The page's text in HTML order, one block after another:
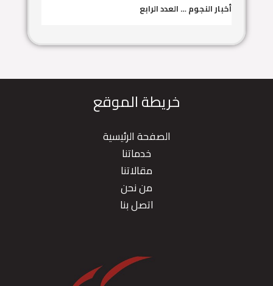
أخبار النجوم … العدد الرابع
خريطة الموقع
الصفحة الرئيسية
خدماتنا
مقالاتنا
من نحن
اتصل بنا